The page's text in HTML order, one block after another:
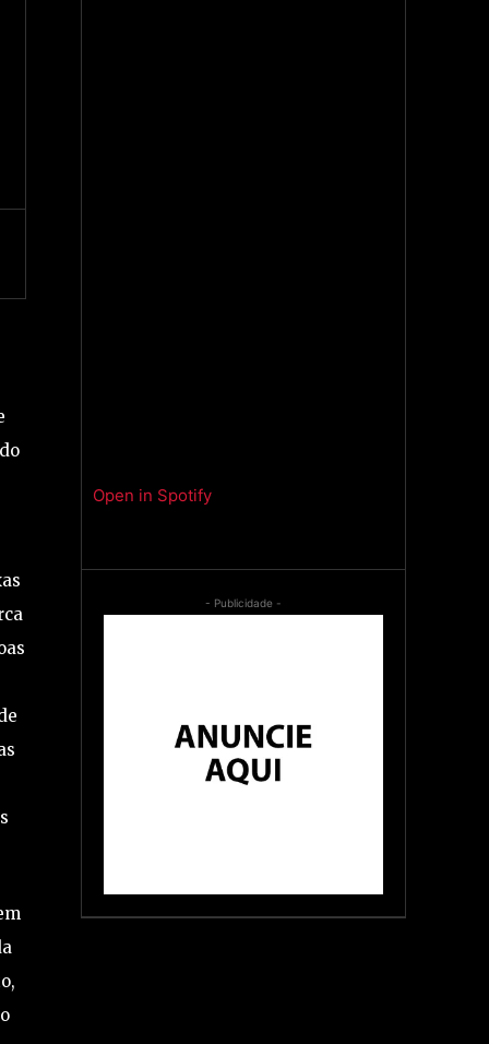
Open in Spotify
- Publicidade -